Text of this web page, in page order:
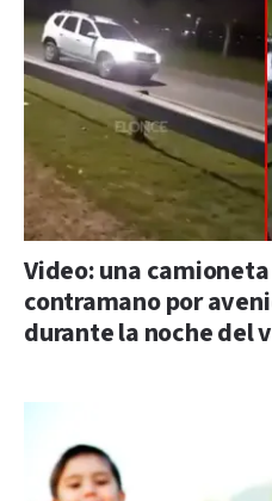
Video: una
contramano por
durante la noche del